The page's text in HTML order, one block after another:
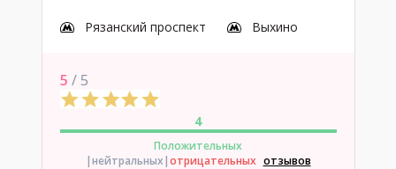
Рязанский проспект Выхино
5 / 5
4
Положительных
|нейтральных|отрицательных отзывов